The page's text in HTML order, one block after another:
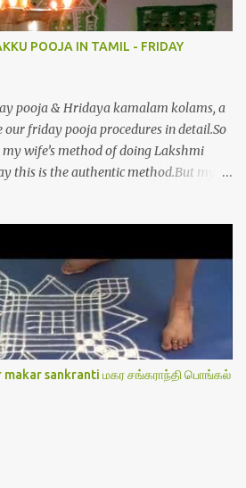
POOJA IN TAMIL - FRIDAY
pooja & Hridaya kamalam kolams, a
our friday pooja procedures in detail.So
wife’s method of doing Lakshmi
this is the authentic method.But my
poojai
and thiruvilakku pooja
108 potri in tamil. i.e Archanai slokam
to explain the pooja procedures.Hope
attached all the sloka pictures from our
I have also typed the Shodasha
in Tamil & English. If u want to use
ask our permission.Thanks for
makar sankranti மகர சங்கராந்தி பொங்கல்